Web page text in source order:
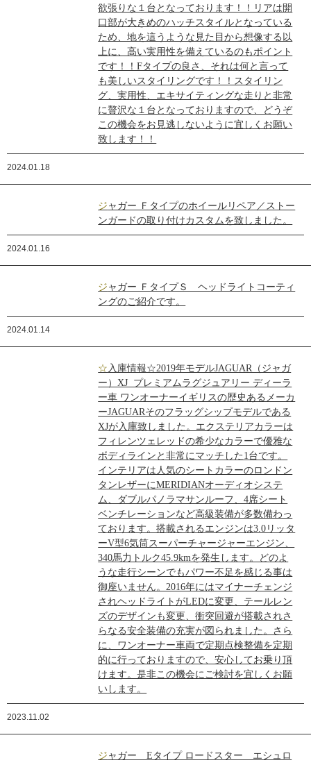
欲張りな１台となっております！！リアは開
口部が大きめのハッチスタイルとなっている
ため、地を這うような見た目から想像する以
上に、高い実用性を備えているのもポイント
です！！Fタイプの良さ、それは何と言って
も美しいスタイリングです！！スタイリン
グ、実用性、エキサイティングな走りと非常
に贅沢な１台となっておりますので、どうぞ
この機会をお見逃しないように宜しくお願い
致します！！
2024.01.18
ジャガー Ｆタイプのホイールリペア／ストー
ンガードの取り付けカスタムを致しました。
2024.01.16
ジャガー ＦタイプＳ ヘッドライトコーティ
ングのご紹介です。
2024.01.14
☆入庫情報☆2019年モデルJAGUAR（ジャガ
ー）XJ プレミアムラグジュアリー ディーラ
ー車 ワンオーナーイギリスの歴史あるメーカ
ーJAGUARそのフラッグシップモデルである
XJが入庫致しました。エクステリアカラーは
フィレンツェレッドの希少なカラーで優雅な
ボディラインと非常にマッチした1台です。
インテリアは人気のシートカラーのロンドン
タンレザーにMERIDIANオーディオシステ
ム、ダブルパノラマサンルーフ、4席シート
ベンチレーションなど高級装備が多数備わっ
ております。搭載されるエンジンは3.0リッタ
ーV型6気筒スーパーチャージャーエンジン、
340馬力トルク45.9kmを発生します。どのよ
うな走行シーンでもパワー不足を感じる事は
御座いません。2016年にはマイナーチェンジ
されヘッドライトがLEDに変更、テールレン
ズのデザインも変更、衝突回避が搭載されさ
らなる安全装備の充実が図られました。さら
に、ワンオーナー車両で定期点検整備を定期
的に行っておりますので、安心してお乗り頂
けます。是非この機会にご検討を宜しくお願
いします。
2023.11.02
ジャガー Eタイプ ロードスター エシュロ